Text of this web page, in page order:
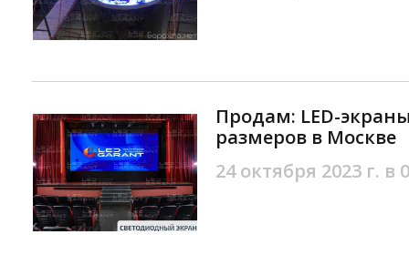
Продам: LED-
размеров в Москве
24 октября 2023 г. в